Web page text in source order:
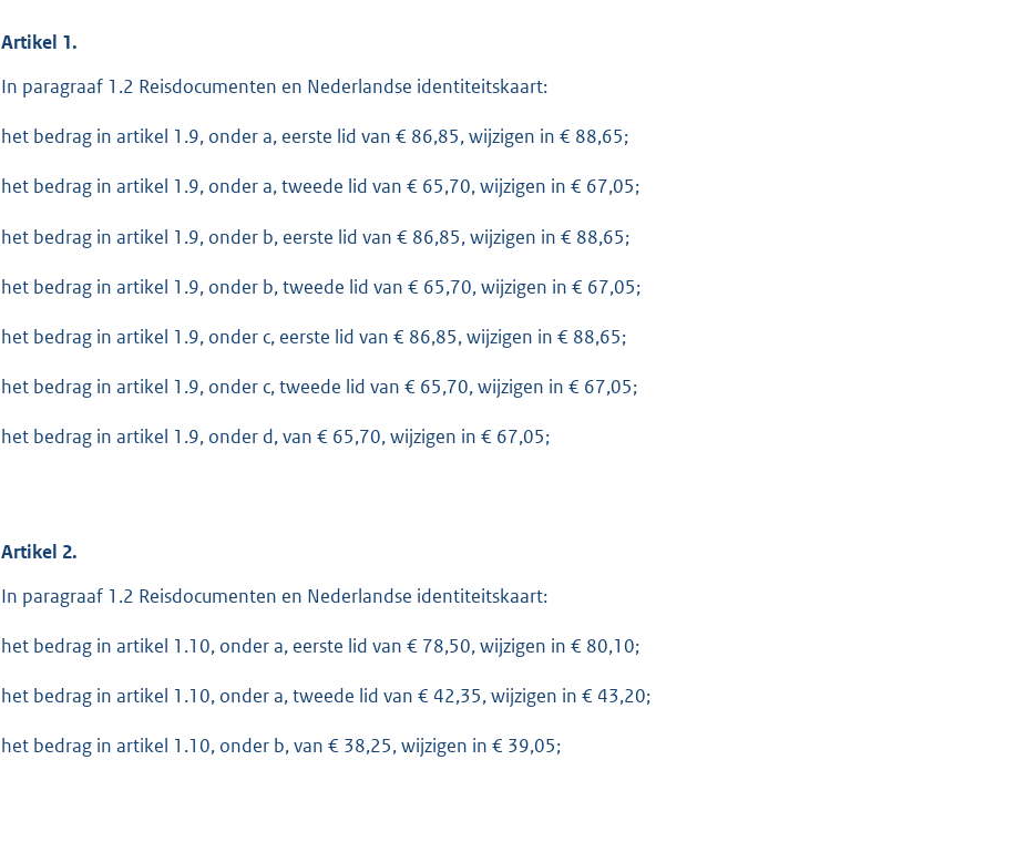
Artikel 1.
In paragraaf 1.2 Reisdocumenten en Nederlandse identiteitskaart:
het bedrag in artikel 1.9, onder a, eerste lid van € 86,85, wijzigen in € 88,65;
het bedrag in artikel 1.9, onder a, tweede lid van € 65,70, wijzigen in € 67,05;
het bedrag in artikel 1.9, onder b, eerste lid van € 86,85, wijzigen in € 88,65;
het bedrag in artikel 1.9, onder b, tweede lid van € 65,70, wijzigen in € 67,05;
het bedrag in artikel 1.9, onder c, eerste lid van € 86,85, wijzigen in € 88,65;
het bedrag in artikel 1.9, onder c, tweede lid van € 65,70, wijzigen in € 67,05;
het bedrag in artikel 1.9, onder d, van € 65,70, wijzigen in € 67,05;
Artikel 2.
In paragraaf 1.2 Reisdocumenten en Nederlandse identiteitskaart:
het bedrag in artikel 1.10, onder a, eerste lid van € 78,50, wijzigen in € 80,10;
het bedrag in artikel 1.10, onder a, tweede lid van € 42,35, wijzigen in € 43,20;
het bedrag in artikel 1.10, onder b, van € 38,25, wijzigen in € 39,05;